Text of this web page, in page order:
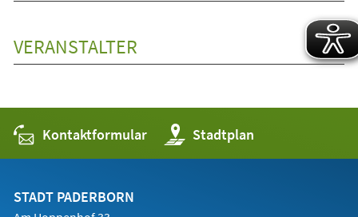
VERANSTALTER
Kontaktformular Stadtplan
(Öffnet
in
einem
STADT PADERBORN